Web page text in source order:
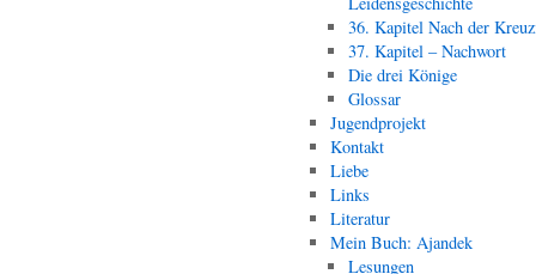
36. Kapitel Nach der
37. Kapitel – Nachwort
Die drei Könige
Glossar
Jugendprojekt
Kontakt
Liebe
Links
Literatur
Mein Buch: Ajandek
Lesungen